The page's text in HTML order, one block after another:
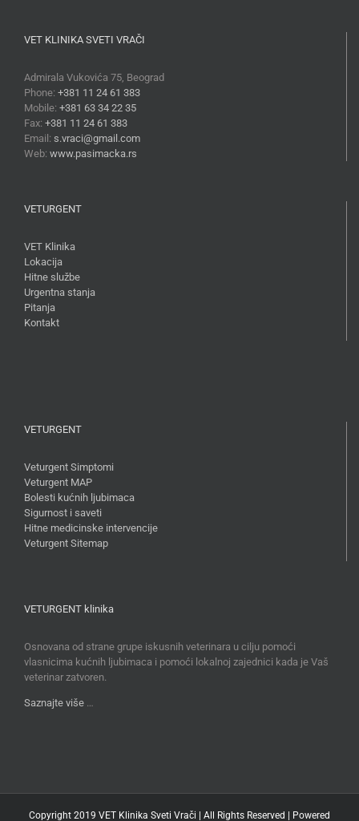
VET KLINIKA SVETI VRAČI
Admirala Vukovića 75, Beograd
Phone: +381 11 24 61 383
Mobile: +381 63 34 22 35
Fax: +381 11 24 61 383
Email: s.vraci@gmail.com
Web: www.pasimacka.rs
VETURGENT
VET Klinika
Lokacija
Hitne službe
Urgentna stanja
Pitanja
Kontakt
VETURGENT
Veturgent Simptomi
Veturgent MAP
Bolesti kućnih ljubimaca
Sigurnost i saveti
Hitne medicinske intervencije
Veturgent Sitemap
VETURGENT klinika
Osnovana od strane grupe iskusnih veterinara u cilju pomoći
vlasnicima kućnih ljubimaca i pomoći lokalnoj zajednici kada je Vaš
veterinar zatvoren.
Saznajte više …
Copyright 2019 VET Klinika Sveti Vrači | All Rights Reserved | Powered